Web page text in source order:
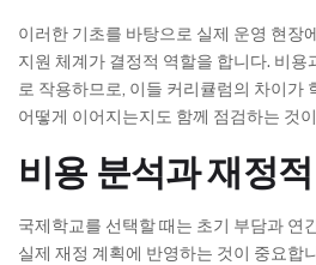
이러한 기초를 바탕으로 실제 운영 현장
지원 체계가 결정적 역할을 합니다. 비용
로 작용하므로, 이들 커리큘럼의 차이가
어떻게 이어지는지도 함께 점검하는 것
비용 분석과 재정
국제학교를 선택할 때는 초기 부담과 연
실제 재정 계획에 반영하는 것이 중요합